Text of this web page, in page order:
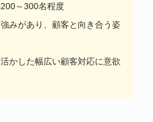
～300名程度
みがあり、顧客と向き合う姿
かした幅広い顧客対応に意欲